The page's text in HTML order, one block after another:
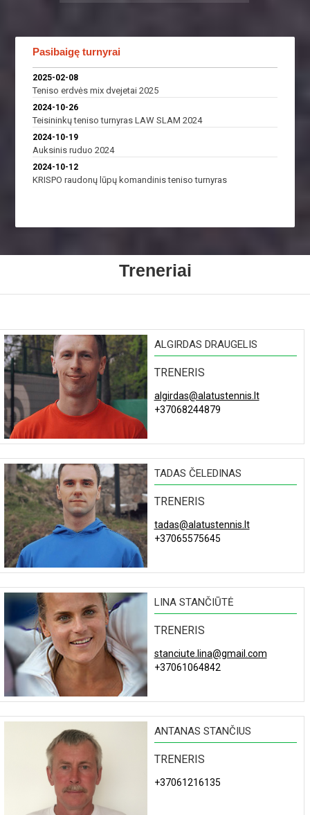
Pasibaigę turnyrai
2025-02-08
Teniso erdvės mix dvejetai 2025
2024-10-26
Teisininkų teniso turnyras LAW SLAM 2024
2024-10-19
Auksinis ruduo 2024
2024-10-12
KRISPO raudonų lūpų komandinis teniso turnyras
Treneriai
ALGIRDAS DRAUGELIS
TRENERIS
algirdas@alatustennis.lt
+37068244879
TADAS ČELEDINAS
TRENERIS
tadas@alatustennis.lt
+37065575645
LINA STANČIŪTĖ
TRENERIS
stanciute.lina@gmail.com
+37061064842
ANTANAS STANČIUS
TRENERIS
+37061216135